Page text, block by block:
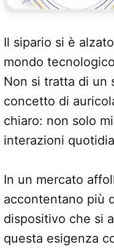
Il sipario si è
mondo
Non si tratta di un
concetto di
chiaro: non solo
interazioni
In un mercato
accontentano più
dispositivo che si
questa esigenza